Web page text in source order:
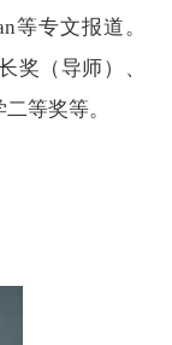
等专文报道。
奖（导师）、
等奖等。